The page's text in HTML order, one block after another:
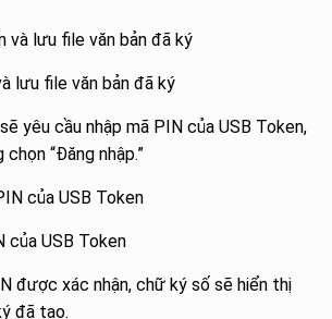
lưu file văn bản đã ký
yêu cầu nhập mã PIN của USB Token,
“Đăng nhập.”
của USB Token
được xác nhận, chữ ký số sẽ hiển thị
đã tạo.